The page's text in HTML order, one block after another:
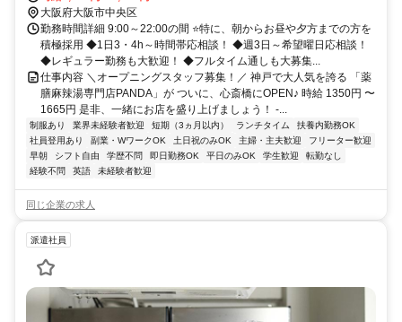
ら徒歩約3分
大阪府大阪市中央区
勤務時間詳細 9:00～22:00の間 ⭐️特に、朝からお昼や夕方までの方を
積極採用 ◆1日3・4h～時間帯応相談！ ◆週3日～希望曜日応相談！
◆レギュラー勤務も大歓迎！ ◆フルタイム通しも大募集...
仕事内容 ＼オープニングスタッフ募集！／ 神戸で大人気を誇る 「薬
膳麻辣湯専門店PANDA」が ついに、心斎橋にOPEN♪ 時給 1350円 〜
1665円 是非、一緒にお店を盛り上げましょう！ -...
制服あり 業界未経験者歓迎 短期（3ヵ月以内） ランチタイム
扶養内勤務OK
社員登用あり
副業・WワークOK 土日祝のみOK 主婦・主夫歓迎
フリーター歓迎
早朝
シフト自由 学歴不問 即日勤務OK 平日のみOK 学生歓迎
転勤なし
経験不問
英語 未経験者歓迎
同じ企業の求人
派遣社員